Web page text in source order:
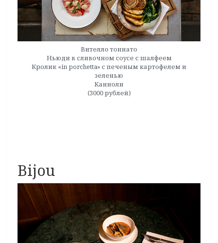
Вителло тоннато
Ньюди в сливочном соусе с шалфеем
Кролик «in porchetta» с печеным картофелем и
зеленью
Канноли
(3000 рублей)
Bijou